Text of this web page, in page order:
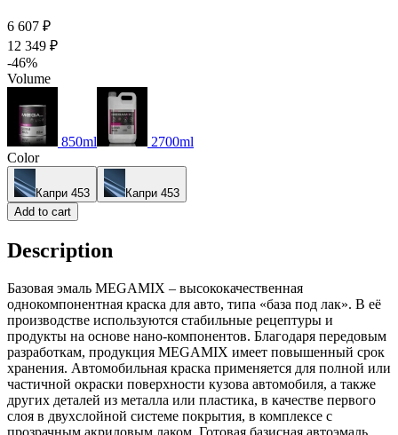
6 607 ₽
12 349 ₽
-46%
Volume
850ml
2700ml
Color
Капри 453
Капри 453
Add to cart
Description
Базовая эмаль MEGAMIX – высококачественная
однокомпонентная краска для авто, типа «база под лак». В её
производстве используются стабильные рецептуры и
продукты на основе нано-компонентов. Благодаря передовым
разработкам, продукция MEGAMIX имеет повышенный срок
хранения. Автомобильная краска применяется для полной или
частичной окраски поверхности кузова автомобиля, а также
других деталей из металла или пластика, в качестве первого
слоя в двухслойной системе покрытия, в комплексе с
прозрачным акриловым лаком. Готовая базисная автоэмаль